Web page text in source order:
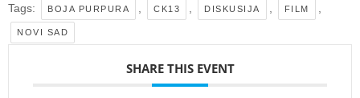
Tags: BOJA PURPURA CK13 DISKUSIJA FILM
NOVI SAD
SHARE THIS EVENT